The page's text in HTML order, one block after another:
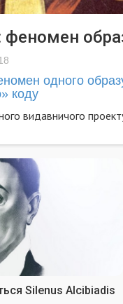
одного образу
коду
видавничого
Silenus Alcibiadis